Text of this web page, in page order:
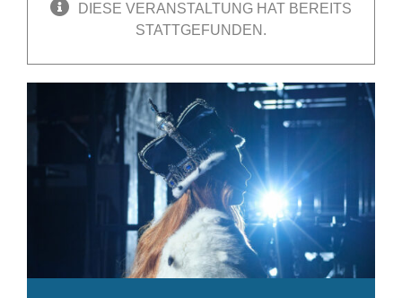
DIESE VERANSTALTUNG HAT BEREITS
STATTGEFUNDEN.